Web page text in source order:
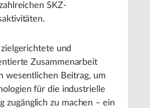
SKZ-
und
Zusammenarbeit
wesentlichen Beitrag, um
für die industrielle
zugänglich zu machen – ein